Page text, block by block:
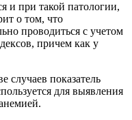
и при такой патологии,
о том, что
проводиться с учетом
причем как у
случаев показатель
для выявления